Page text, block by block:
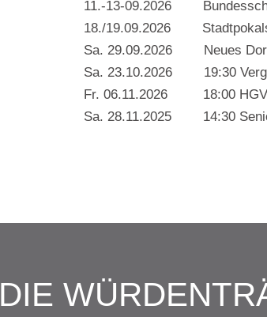
11.-13-09.2026
18./19.09.2026
Sa. 29.09.2026 Neues
Sa. 23.10.2026 19:30
Fr. 06.11.2026 18:00
Sa. 28.11.2025 14:30
DIE